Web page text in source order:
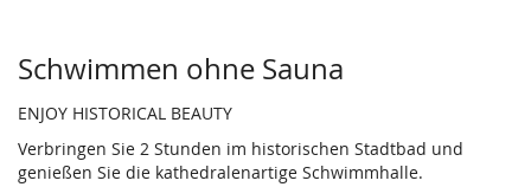
Produkte
Schwimmen ohne Sauna
ENJOY HISTORICAL BEAUTY
Verbringen Sie 2 Stunden im historischen Stadtbad und
genießen Sie die kathedralenartige Schwimmhalle.